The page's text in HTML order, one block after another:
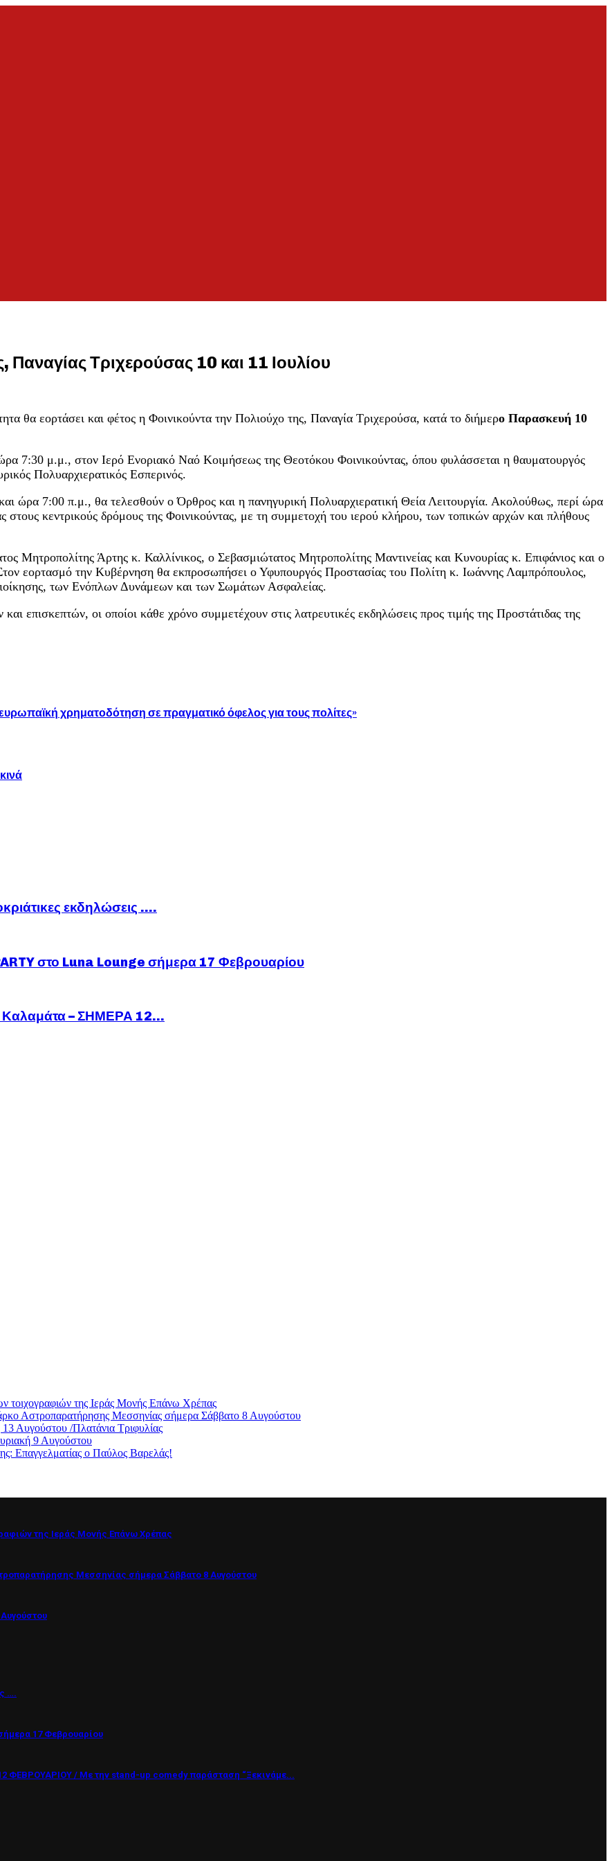
Τριχερούσας 10 και 11 Ιουλίου
θα εορτάσει και φέτος η Φοινικούντα την Πολιούχο της, Παναγία Τριχερούσα, κατά το διήμερο Παρασκευή 10
7:30 μ.μ., στον Ιερό Ενοριακό Ναό Κοιμήσεως της Θεοτόκου Φοινικούντας, όπου φυλάσσεται η θαυματουργός
Πολυαρχιερατικός Εσπερινός.
ώρα 7:00 π.μ., θα τελεσθούν ο Όρθρος και η πανηγυρική Πολυαρχιερατική Θεία Λειτουργία. Ακολούθως, περί ώρα
στους κεντρικούς δρόμους της Φοινικούντας, με τη συμμετοχή του ιερού κλήρου, των τοπικών αρχών και πλήθους
Μητροπολίτης Άρτης κ. Καλλίνικος, ο Σεβασμιώτατος Μητροπολίτης Μαντινείας και Κυνουρίας κ. Επιφάνιος και ο
εορτασμό την Κυβέρνηση θα εκπροσωπήσει ο Υφυπουργός Προστασίας του Πολίτη κ. Ιωάννης Λαμπρόπουλος,
των Ενόπλων Δυνάμεων και των Σωμάτων Ασφαλείας.
επισκεπτών, οι οποίοι κάθε χρόνο συμμετέχουν στις λατρευτικές εκδηλώσεις προς τιμής της Προστάτιδας της
χρηματοδότηση σε πραγματικό όφελος για τους πολίτες»
εκδηλώσεις ….
στο Luna Lounge σήμερα 17 Φεβρουαρίου
– ΣΗΜΕΡΑ 12...
τοιχογραφιών της Ιεράς Μονής Επάνω Χρέπας
Αστροπαρατήρησης Μεσσηνίας σήμερα Σάββατο 8 Αυγούστου
/Πλατάνια Τριφυλίας
9 Αυγούστου
ο Παύλος Βαρελάς!
της Ιεράς Μονής Επάνω Χρέπας
Μεσσηνίας σήμερα Σάββατο 8 Αυγούστου
….
17 Φεβρουαρίου
/ Με την stand-up comedy παράσταση “Ξεκινάμε...